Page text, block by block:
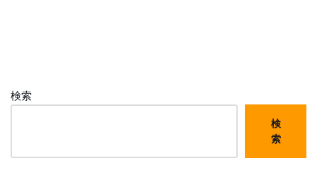
検索
検
索